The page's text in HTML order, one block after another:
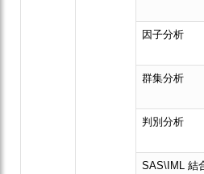
因子分析
群集分析
判別分析
SAS\IML 結